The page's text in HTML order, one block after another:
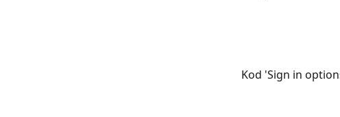
Kod 'Sign in